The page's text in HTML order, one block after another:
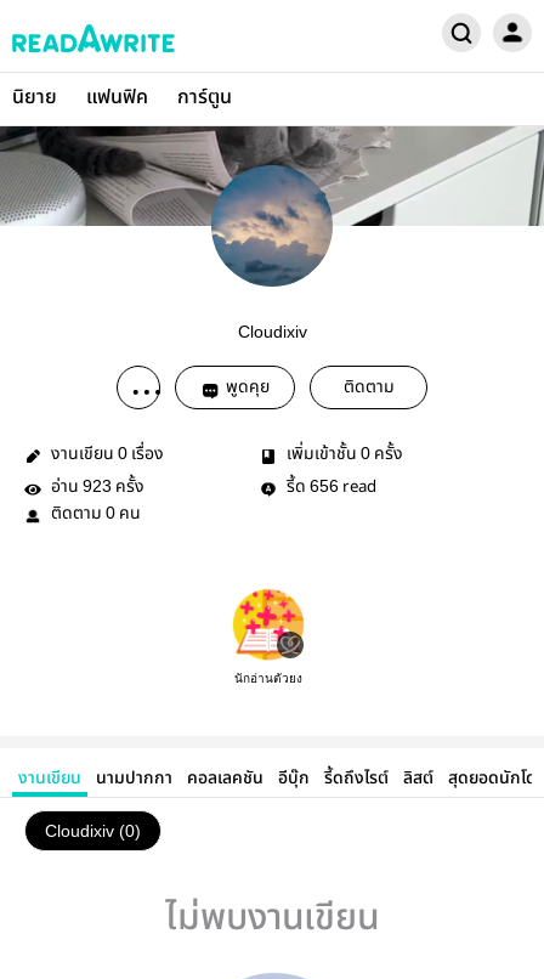
นิยาย แฟนฟิค การ์ตูน
Cloudixiv
พูดคุย ติดตาม
งานเขียน 0 เรื่อง เพิ่มเข้าชั้น 0 ครั้ง
อ่าน 923 ครั้ง รี้ด 656 read
ติดตาม 0 คน
นักอ่านตัวยง
งานเขียน นามปากกา คอลเลคชัน อีบุ๊ก รี้ดถึงไรต์ ลิสต์ สุดยอดนักโด
Cloudixiv (0)
ไม่พบงานเขียน